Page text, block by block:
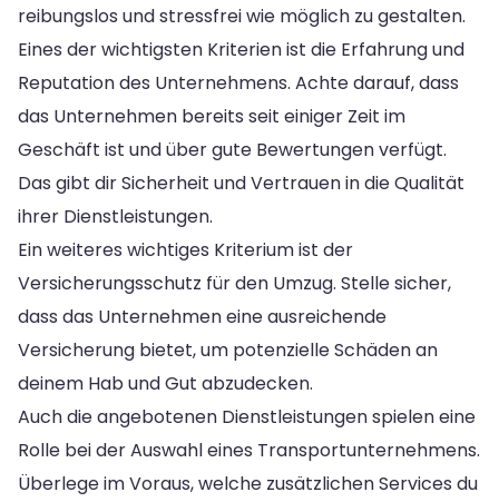
reibungslos und stressfrei wie möglich zu gestalten.
Eines der wichtigsten Kriterien ist die Erfahrung und
Reputation des Unternehmens. Achte darauf, dass
das Unternehmen bereits seit einiger Zeit im
Geschäft ist und über gute Bewertungen verfügt.
Das gibt dir Sicherheit und Vertrauen in die Qualität
ihrer Dienstleistungen.
Ein weiteres wichtiges Kriterium ist der
Versicherungsschutz für den Umzug. Stelle sicher,
dass das Unternehmen eine ausreichende
Versicherung bietet, um potenzielle Schäden an
deinem Hab und Gut abzudecken.
Auch die angebotenen Dienstleistungen spielen eine
Rolle bei der Auswahl eines Transportunternehmens.
Überlege im Voraus, welche zusätzlichen Services du